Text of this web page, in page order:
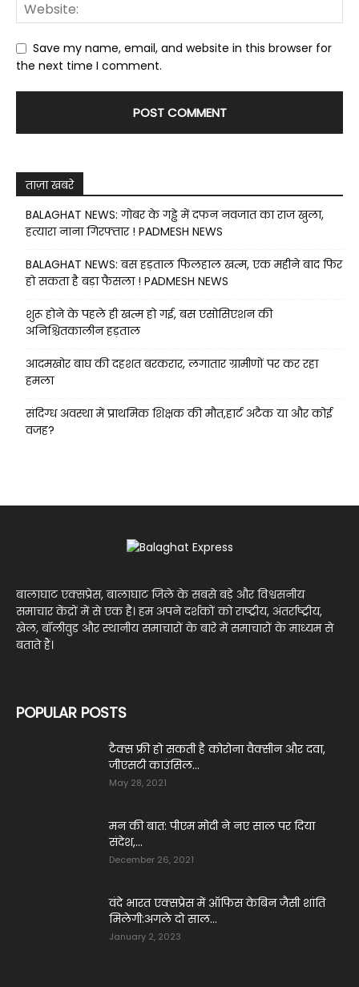
Save my name, email, and website in this browser for
the next time I comment.
ताज़ा खबरे
BALAGHAT NEWS: गोबर के गड्ढे में दफन नवजात का राज खुला,
हत्यारा नाना गिरफ्तार ! PADMESH NEWS
BALAGHAT NEWS: बस हड़ताल फिलहाल खत्म, एक महीने बाद फिर
हो सकता है बड़ा फैसला ! PADMESH NEWS
शुरू होने के पहले ही खत्म हो गई, बस एसोसिएशन की
अनिश्चितकालीन हड़ताल
आदमखोर बाघ की दहशत बरकरार, लगातार ग्रामीणों पर कर रहा
हमला
संदिग्ध अवस्था में प्राथमिक शिक्षक की मौत,हार्ट अटैक या और कोई
वजह?
बालाघाट एक्सप्रेस, बालाघाट जिले के सबसे बड़े और विश्वसनीय
समाचार केंद्रों में से एक है। हम अपने दर्शकों को राष्ट्रीय, अंतर्राष्ट्रीय,
खेल, बॉलीवुड और स्थानीय समाचारों के बारे में समाचारों के माध्यम से
बताते हैं।
POPULAR POSTS
टैक्स फ्री हो सकती है कोरोना वैक्सीन और दवा,
जीएसटी काउंसिल...
May 28, 2021
मन की बात: पीएम मोदी ने नए साल पर दिया
संदेश,...
December 26, 2021
वंदे भारत एक्सप्रेस में ऑफिस केबिन जैसी शांति
मिलेगी:अगले दो साल...
January 2, 2023